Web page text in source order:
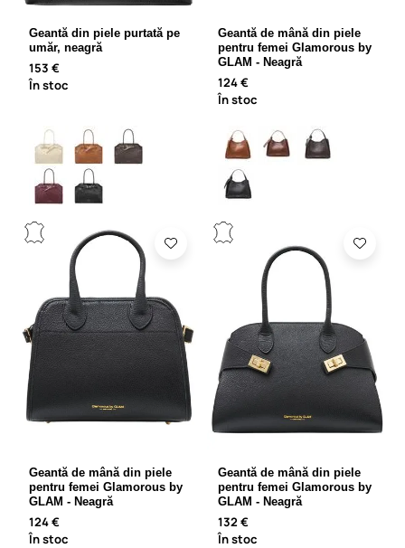
Geantă din piele purtată pe
umăr, neagră
153 €
În stoc
Geantă de mână din piele
pentru femei Glamorous by
GLAM - Neagră
124 €
În stoc
Geantă de mână din piele
pentru femei Glamorous by
GLAM - Neagră
124 €
În stoc
Geantă de mână din piele
pentru femei Glamorous by
GLAM - Neagră
132 €
În stoc